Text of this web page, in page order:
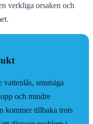
verkliga orsaken och
vattenlås, smutsiga
och mindre
kommer tillbaka trots